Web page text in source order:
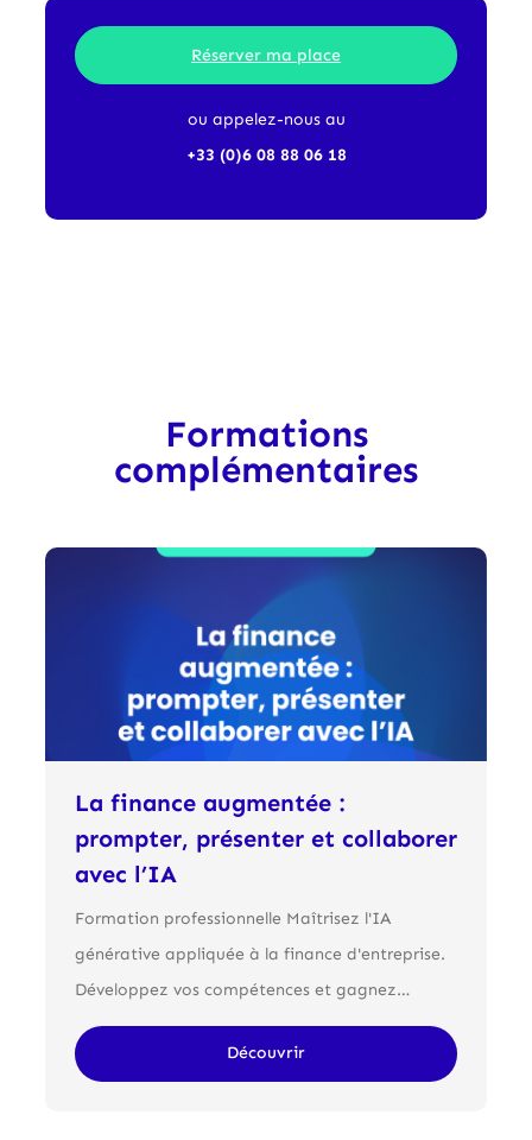
Réserver ma place
ou appelez-nous au
+33 (0)6 08 88 06 18
Formations
complémentaires
La finance augmentée :
prompter, présenter et collaborer
avec l’IA
Formation professionnelle Maîtrisez l'IA
générative appliquée à la finance d'entreprise.
Développez vos compétences et gagnez…
Découvrir